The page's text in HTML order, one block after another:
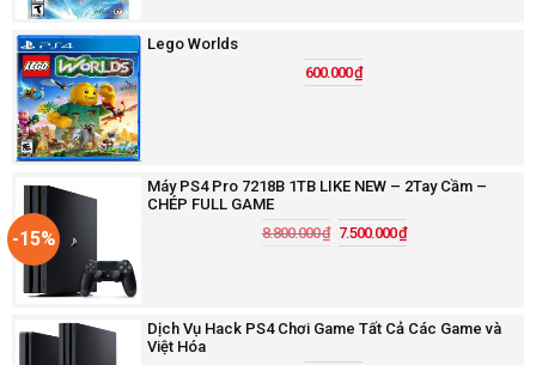
Lego Worlds
600.000₫
-15%
Máy PS4 Pro 7218B 1TB LIKE NEW – 2Tay Cầm –
CHÉP FULL GAME
8.800.000₫ 7.500.000₫
Dịch Vụ Hack PS4 Chơi Game Tất Cả Các Game và
Việt Hóa